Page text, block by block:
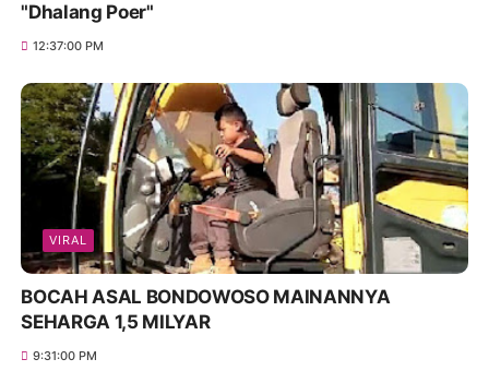
"Dhalang Poer"
12:37:00 PM
VIRAL
BOCAH ASAL BONDOWOSO MAINANNYA
SEHARGA 1,5 MILYAR
9:31:00 PM